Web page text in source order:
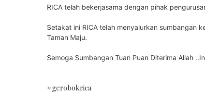
RICA telah bekerjasama dengan pihak
Setakat ini RICA telah menyalurkan sumbangan
Taman Maju.
Semoga Sumbangan Tuan Puan Diterima Allah
#gerobokrica